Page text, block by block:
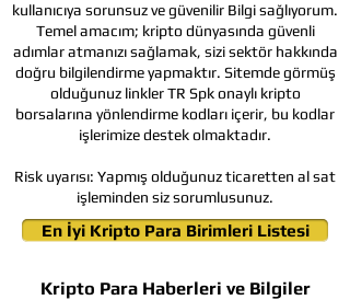
Kripto Para Haberleri ve Bilgiler
En İyi Kripto Para Birimleri Listesi
kullanıcıya sorunsuz ve güvenilir Bilgi sağlıyorum.
Temel amacım; kripto dünyasında güvenli
adımlar atmanızı sağlamak, sizi sektör hakkında
doğru bilgilendirme yapmaktır. Sitemde görmüş
olduğunuz linkler TR Spk onaylı kripto
borsalarına yönlendirme kodları içerir, bu kodlar
işlerimize destek olmaktadır.
Risk uyarısı: Yapmış olduğunuz ticaretten al sat
işleminden siz sorumlusunuz.